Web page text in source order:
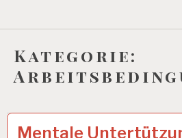
Kategorie:
12-
Mentale
17 FEB. 2025